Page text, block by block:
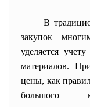
В
закупок
уделяется
материалов.
цены, как
большого